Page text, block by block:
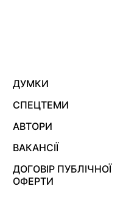
ДУМКИ
СПЕЦТЕМИ
АВТОРИ
ВАКАНСІЇ
ДОГОВІР ПУБЛІЧНОЇ
ОФЕРТИ